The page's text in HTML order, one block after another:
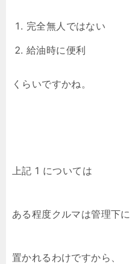
完全無人ではない
給油時に便利
くらいですかね。
上記 1 については
ある程度クルマは管理下に
置かれるわけですから、